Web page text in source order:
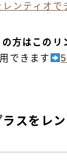
ンティオで
方はこのリ
できます
スをレ